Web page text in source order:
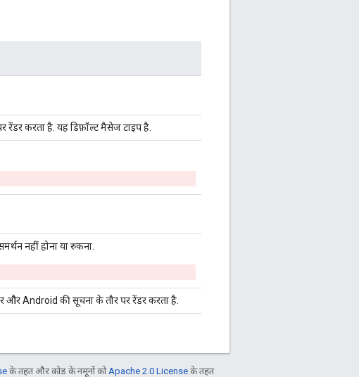
रेंडर करता है. यह डिफ़ॉल्ट मैसेज टाइप है.
नहीं होना या रुकना.
और Android की सूचना के तौर पर रेंडर करता है.
के तहत और कोड के नमूनों को Apache 2.0 License के तहत